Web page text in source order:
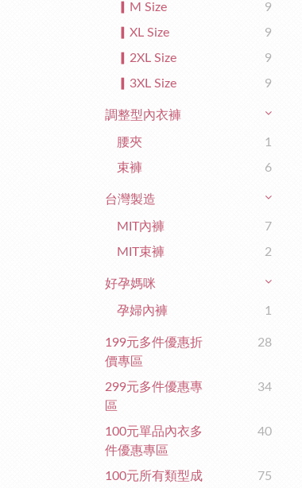
▎M Size
9
▎XL Size
9
▎2XL Size
9
▎3XL Size
9
調整型內衣褲
腰夾
1
束褲
6
台灣製造
MIT內褲
7
MIT束褲
2
好孕媽咪
孕婦內褲 1
199元多件優惠折
價專區
28
299元多件優惠專
區
34
100元單品內衣多
件優惠專區
40
100元所有類型成
75